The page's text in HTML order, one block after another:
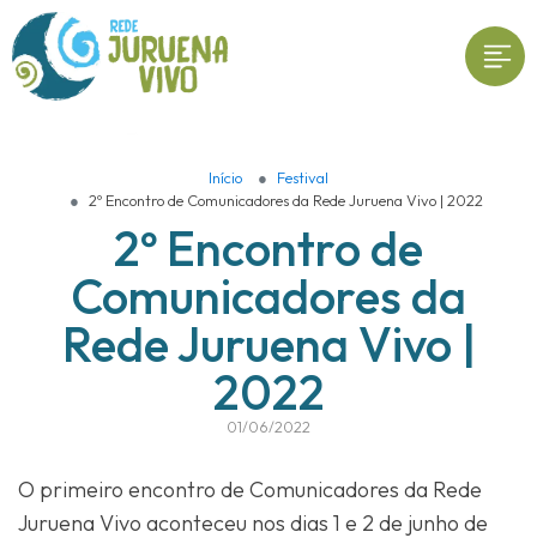
Início
Festival
2º Encontro de Comunicadores da Rede Juruena Vivo | 2022
2º Encontro de
Comunicadores da
Rede Juruena Vivo |
2022
01/06/2022
O primeiro encontro de Comunicadores da Rede
Juruena Vivo aconteceu nos dias 1 e 2 de junho de